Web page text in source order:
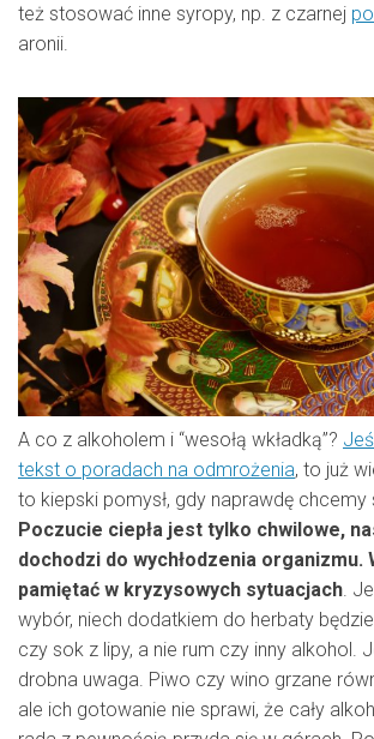
też stosować inne syropy, np. z czarnej
aronii.
A co z alkoholem i “wesołą wkładką”?
tekst o poradach na odmrożenia, to już
to kiepski pomysł, gdy naprawdę chcemy
Poczucie ciepła jest tylko chwilowe,
dochodzi do wychłodzenia organizmu.
pamiętać w kryzysowych sytuacjach.
wybór, niech dodatkiem do herbaty
czy sok z lipy, a nie rum czy inny alkohol.
drobna uwaga. Piwo czy wino grzane
ale ich gotowanie nie sprawi, że cały